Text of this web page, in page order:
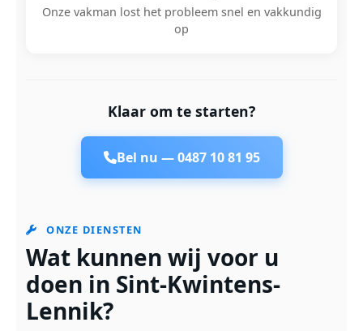
Onze vakman lost het probleem snel en vakkundig
op
Klaar om te starten?
Bel nu —0487 10 81 95
ONZE DIENSTEN
Wat kunnen wij voor u
doen in Sint-Kwintens-
Lennik?